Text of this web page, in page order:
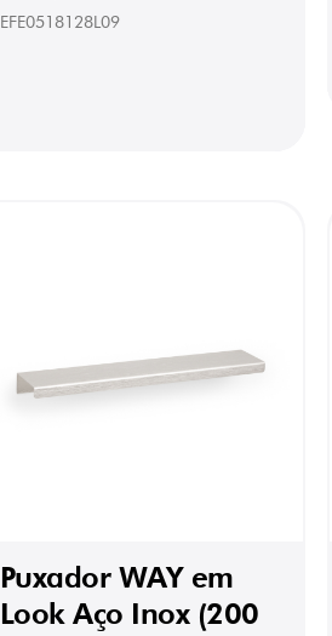
EFE0518128L09
Puxador WAY em
Look Aço Inox (200